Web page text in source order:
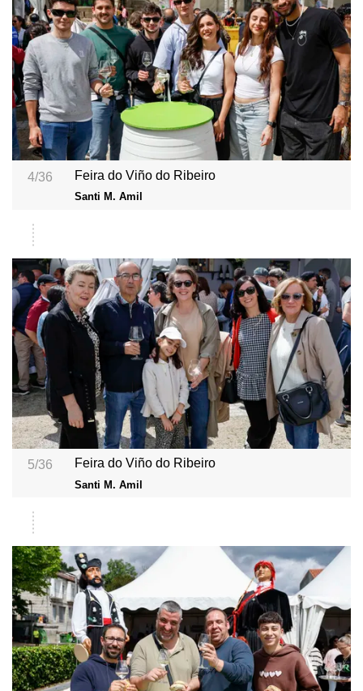
4/36 Feira do Viño do Ribeiro
Santi M. Amil
5/36 Feira do Viño do Ribeiro
Santi M. Amil